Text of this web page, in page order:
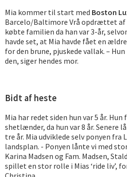
Mia kommer til start med Boston
Barcelo/Baltimore Vrå opdrættet af
købte familien da han var 3-år,
havde set, at Mia havde fået en
for den brune, pjuskede vallak. –
den, siger hendes mor.
Bidt af heste
Mia har redet siden hun var 5 år.
shetlænder, da hun var 8 år. Senere
tre år. Mia udviklede selv ponyen fra
landsplan. - Ponyen lånte vi med
Karina Madsen og Fam. Madsen,
spillet en stor rolle i Mias ‘ride liv’,